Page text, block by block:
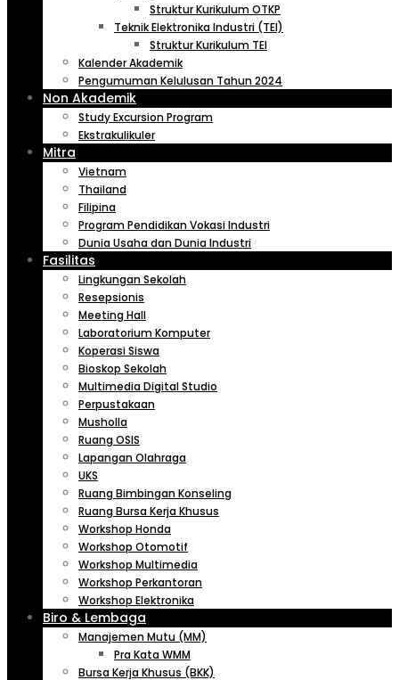
Struktur Kurikulum OTKP
Teknik Elektronika Industri (TEI)
Struktur Kurikulum TEI
Kalender Akademik
Pengumuman Kelulusan Tahun 2024
Non Akademik
Study Excursion Program
Ekstrakulikuler
Mitra
Vietnam
Thailand
Filipina
Program Pendidikan Vokasi Industri
Dunia Usaha dan Dunia Industri
Fasilitas
Lingkungan Sekolah
Resepsionis
Meeting Hall
Laboratorium Komputer
Koperasi Siswa
Bioskop Sekolah
Multimedia Digital Studio
Perpustakaan
Musholla
Ruang OSIS
Lapangan Olahraga
UKS
Ruang Bimbingan Konseling
Ruang Bursa Kerja Khusus
Workshop Honda
Workshop Otomotif
Workshop Multimedia
Workshop Perkantoran
Workshop Elektronika
Biro & Lembaga
Manajemen Mutu (MM)
Pra Kata WMM
Bursa Kerja Khusus (BKK)